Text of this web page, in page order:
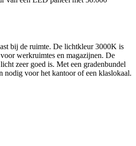
bij de ruimte. De lichtkleur 3000K is
werkruimtes en magazijnen. De
zeer goed is. Met een gradenbundel
nodig voor het kantoor of een klaslokaal.